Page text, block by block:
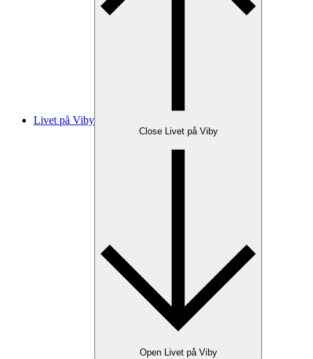
Livet på Viby
Close Livet på Viby
Open Livet på Viby